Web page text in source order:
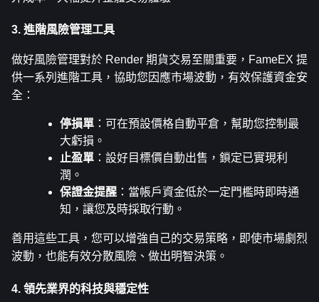
3. 進階風險管理工具
做好風險管理對於 Render 期貨交易至關重要，FameEX 提
供一系列進階工具，協助您因應市場波動，有效保護資金安
全：
停損單 ：可在預設價格自動平倉，幫助您控制最
大虧損。
止盈單 ：設好目標價自動出售，鎖定已實現利
潤。
保證金提醒 ：當帳戶資金低於一定門檻時即時通
知，讓您及時採取行動。
善用這些工具，您可以增強自己的交易策略，即使市場劇烈
波動，也能有效分散風險、做出明智決策。
4. 領先業界的科技與穩定性